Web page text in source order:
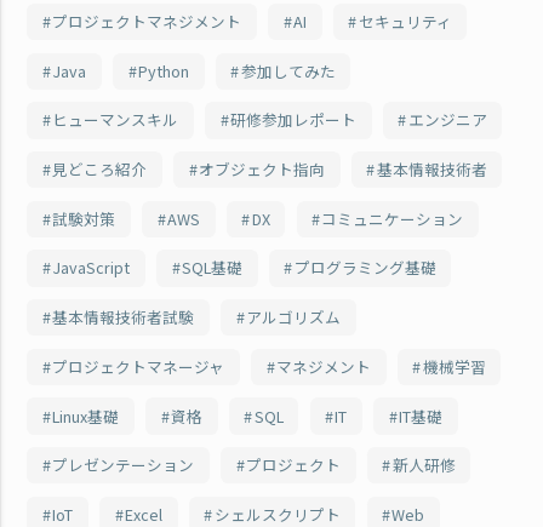
プロジェクトマネジメント AI セキュリティ
Java Python 参加してみた
ヒューマンスキル 研修参加レポート エンジニア
見どころ紹介 オブジェクト指向 基本情報技術者
試験対策 AWS DX コミュニケーション
JavaScript SQL基礎 プログラミング基礎
基本情報技術者試験 アルゴリズム
プロジェクトマネージャ マネジメント 機械学習
Linux基礎 資格 SQL IT IT基礎
プレゼンテーション プロジェクト 新人研修
IoT Excel シェルスクリプト Web